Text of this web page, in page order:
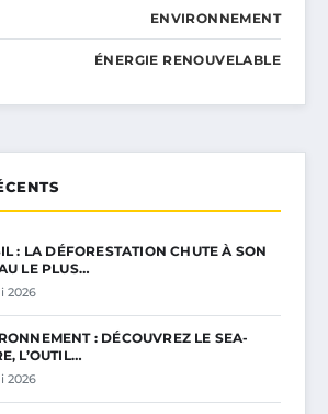
ENVIRONNEMENT
ÉNERGIE RENOUVELABLE
: LA DÉFORESTATION CHUTE À SON
LE PLUS…
2026
: DÉCOUVREZ LE SEA-
L’OUTIL…
2026